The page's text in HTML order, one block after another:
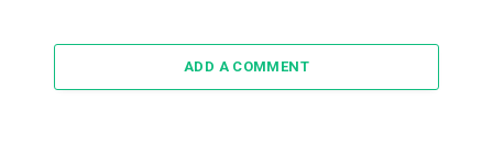
ADD A COMMENT